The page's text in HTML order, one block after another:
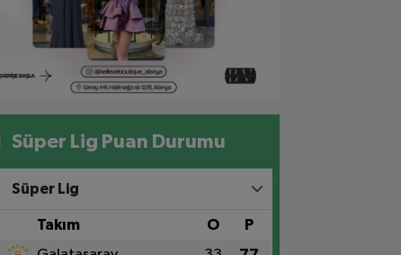
Süper Lig Puan Durumu
Süper Lig
Takım O P